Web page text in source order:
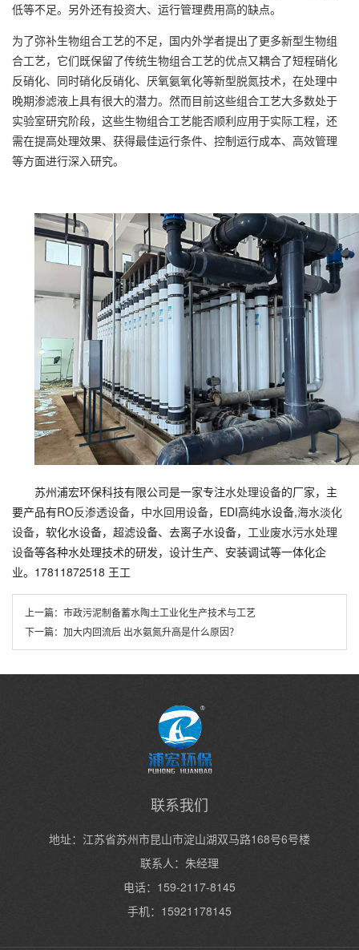
低等不足。另外还有投资大、运行管理费用高的缺点。
为了弥补生物组合工艺的不足，国内外学者提出了更多新型生物组
合工艺，它们既保留了传统生物组合工艺的优点又耦合了短程硝化
反硝化、同时硝化反硝化、厌氧氨氧化等新型脱氮技术，在处理中
晚期渗滤液上具有很大的潜力。然而目前这些组合工艺大多数处于
实验室研究阶段，这些生物组合工艺能否顺利应用于实际工程，还
需在提高处理效果、获得最佳运行条件、控制运行成本、高效管理
等方面进行深入研究。
苏州浦宏环保科技有限公司是一家专注水处理设备的厂家，主
要产品有RO反渗透设备， 中水回用设备，EDI高纯水设备,海水淡化
设备，软化水设备，超滤设备、去离子水设备， 工业废水污水处理
设备等各种水处理技术的研发，设计生产、安装调试等一体化企
业。17811872518 王工
上一篇： 市政污泥制备蓄水陶土工业化生产技术与工艺
下一篇： 加大内回流后 出水氨氮升高是什么原因？
联系我们
地址：江苏省苏州市昆山市淀山湖双马路168号6号楼
联系人：朱经理
电话：159-2117-8145
手机：15921178145